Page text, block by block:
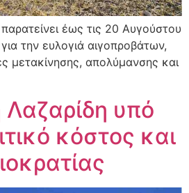
έως τις 20 Αυγούστου
την ευλογιά αιγοπροβάτων,
μετακίνησης, απολύμανσης και
υπό
κόστος και